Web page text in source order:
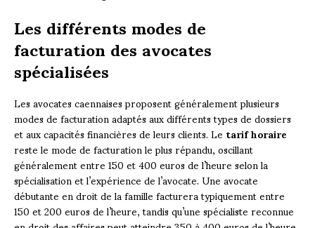
Les différents modes de
facturation des avocates
spécialisées
Les avocates caennaises proposent généralement plusieurs
modes de facturation adaptés aux différents types de dossiers
et aux capacités financières de leurs clients. Letarif horaire
reste le mode de facturation le plus répandu, oscillant
généralement entre 150 et 400 euros de l’heure selon la
spécialisation et l’expérience de l’avocate. Une avocate
débutante en droit de la famille facturera typiquement entre
150 et 200 euros de l’heure, tandis qu’une spécialiste reconnue